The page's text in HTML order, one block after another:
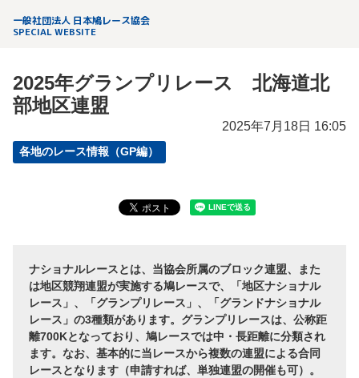
一般社団法人 日本鳩レース協会
SPECIAL WEBSITE
2025年グランプリレース 北海道北
部地区連盟
2025年7月18日 16:05
各地のレース情報（GP編）
ナショナルレースとは、当協会所属のブロック連盟、また
は地区競翔連盟が実施する鳩レースで、「地区ナショナル
レース」、「グランプリレース」、「グランドナショナル
レース」の3種類があります。グランプリレースは、公称距
離700Kとなっており、鳩レースでは中・長距離に分類され
ます。なお、基本的に当レースから複数の連盟による合同
レースとなります（申請すれば、単独連盟の開催も可）。